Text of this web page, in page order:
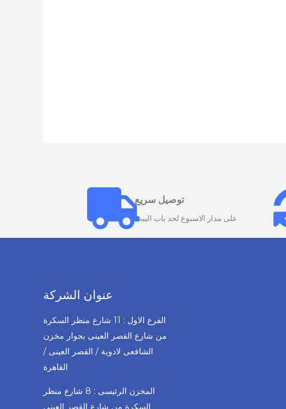
توصيل سريع
على مدار الاسبوع لحد باب البيت
عنوان الشركة
الفرع الاول : 11 شارع منظر السكرة
من شارع القصر العينى بجوار مخزن
الشافعى لادوية / القصر العينى /
القاهرة
المخزن الرئيسى : 8 شارع منظر
السكرة من شارع القصر العينى